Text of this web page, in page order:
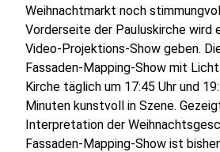
Weihnachtmarkt noch
Vorderseite der Pauluskirche wird
Video-Projektions-Show geben.
Fassaden-Mapping-Show mit
Kirche täglich um 17:45 Uhr und
Minuten kunstvoll in Szene.
Interpretation der
Fassaden-Mapping-Show ist